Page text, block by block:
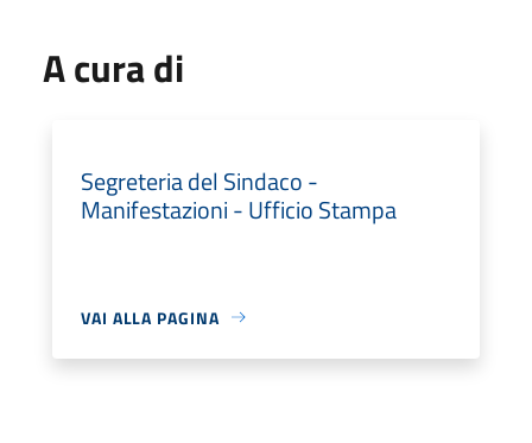
A cura di
Segreteria del Sindaco -
Manifestazioni - Ufficio Stampa
VAI ALLA PAGINA